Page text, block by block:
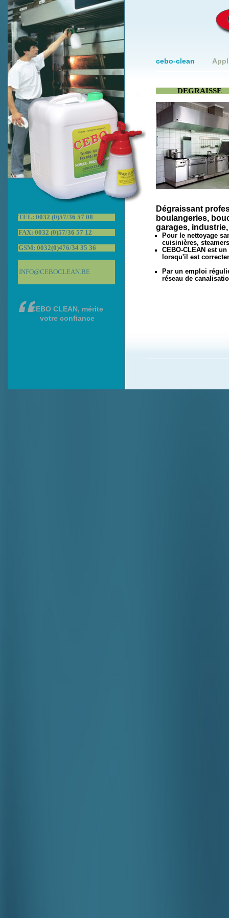
TEL: 0032 (0)57/36 57 08
FAX: 0032 (0)57/36 57 12
GSM: 0032(0)476/34 35 36
INFO@CEBOCLEAN.BE
CEBO CLEAN, mérite
votre confiance
cebo-clean
DEGRAISSE
Dégraissant
boulangeries,
garages, industrie,
Pour le nettoyage
cuisinières,
CEBO-CLEAN est
lorsqu'il est
Par un emploi
réseau de